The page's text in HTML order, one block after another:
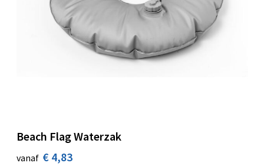
Beach Flag Waterzak
vanaf € 4,83